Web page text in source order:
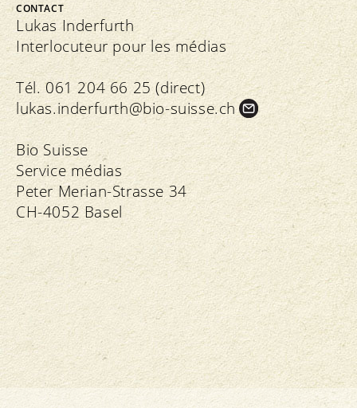
CONTACT
Lukas Inderfurth
Interlocuteur pour les médias
Tél. 061 204 66 25 (direct)
lukas.inderfurth@bio-suisse.ch
Bio Suisse
Service médias
Peter Merian-Strasse 34
CH-4052 Basel